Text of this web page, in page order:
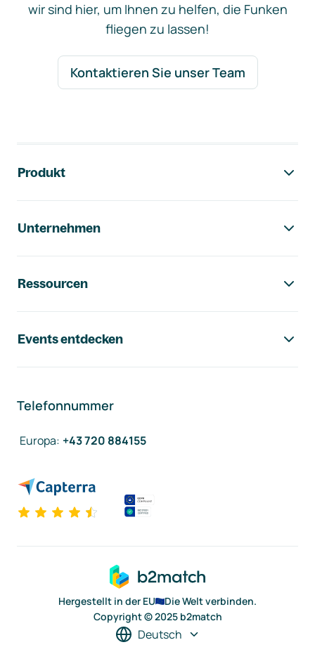
wir sind hier, um Ihnen zu helfen, die Funken
fliegen zu lassen!
Kontaktieren Sie unser Team
Produkt
Unternehmen
Ressourcen
Events entdecken
Telefonnummer
Europa: +43 720 884155
Hergestellt in der EU
Die Welt verbinden.
Copyright © 2025 b2match
Deutsch